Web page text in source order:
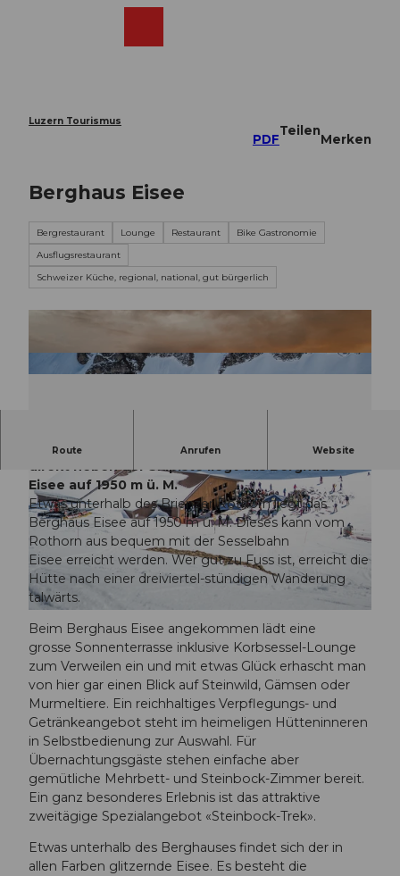
Luzern Tourismus
PDF
Teilen
Merken
Berghaus Eisee
Bergrestaurant Lounge Restaurant
Bike Gastronomie
Ausflugsrestaurant
Schweizer Küche, regional, national, gut bürgerlich
© Bergbahnen Sörenberg AG |CC-BY-NC-ND
Route Anrufen Website
Inmitten einer atemberaubenden Bergkulisse,
direkt neben der Skipiste liegt das Berghaus
Eisee auf 1950 m ü. M.
Etwas unterhalb des Brienzer Rothorn liegt das
Berghaus Eisee auf 1950 m ü. M. Dieses kann vom
Rothorn aus bequem mit der Sesselbahn
Eisee erreicht werden. Wer gut zu Fuss ist, erreicht die
Hütte nach einer dreiviertel-stündigen Wanderung
talwärts.
Beim Berghaus Eisee angekommen lädt eine
grosse Sonnenterrasse inklusive Korbsessel-Lounge
zum Verweilen ein und mit etwas Glück erhascht man
von hier gar einen Blick auf Steinwild, Gämsen oder
Murmeltiere. Ein reichhaltiges Verpflegungs- und
Getränkeangebot steht im heimeligen Hütteninneren
in Selbstbedienung zur Auswahl. Für
Übernachtungsgäste stehen einfache aber
gemütliche Mehrbett- und Steinbock-Zimmer bereit.
Ein ganz besonderes Erlebnis ist das attraktive
zweitägige Spezialangebot «Steinbock-Trek».
Etwas unterhalb des Berghauses findet sich der in
allen Farben glitzernde Eisee. Es besteht die